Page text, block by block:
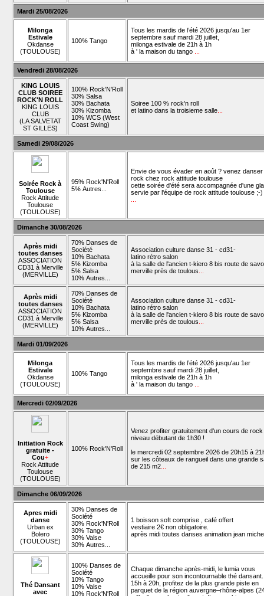
Mardi 25/08/2026
Milonga
Estivale
Okdanse
(TOULOUSE)
100% Tango
Tous les mardis de l’été 2026 jusqu'au 1er
septembre sauf mardi 28 juillet,
milonga estivale de 21h à 1h
à ' la maison du tango
Vendredi 28/08/2026
KING LOUIS
CLUB SOIREE
ROCK'N ROLL
KING LOUIS
CLUB
(LA SALVETAT
ST GILLES)
100% Rock'N'Roll
30% Salsa
30% Bachata
30% Kizomba
10% WCS (West
Coast Swing)
Soiree 100 % rock'n roll
et latino dans la troisieme salle
Samedi 29/08/2026
Soirée Rock à
Toulouse
Rock Attitude
Toulouse
(TOULOUSE)
95% Rock'N'Roll
5% Autres...
Envie de vous évader en août ? venez danser
rock chez rock attitude toulouse
cette soirée d'été sera accompagnée d'une
servie par l'équipe de rock attitude toulouse ;-)
Dimanche 30/08/2026
Après midi
toutes danses
ASSOCIATION
CD31 à Merville
(MERVILLE)
70% Danses de
Société
10% Bachata
5% Kizomba
5% Salsa
10% Autres...
Association culture danse 31 - cd31-
latino rétro salon
à la salle de l'ancien t-kiero 8 bis route de
merville près de toulous
Après midi
toutes danses
ASSOCIATION
CD31 à Merville
(MERVILLE)
70% Danses de
Société
10% Bachata
5% Kizomba
5% Salsa
10% Autres...
Association culture danse 31 - cd31-
latino rétro salon
à la salle de l'ancien t-kiero 8 bis route de
merville près de toulous
Mardi 01/09/2026
Milonga
Estivale
Okdanse
(TOULOUSE)
100% Tango
Tous les mardis de l’été 2026 jusqu'au 1er
septembre sauf mardi 28 juillet,
milonga estivale de 21h à 1h
à ' la maison du tango
Mercredi 02/09/2026
Initiation Rock
gratuite -
Cou+
Rock Attitude
Toulouse
(TOULOUSE)
100% Rock'N'Roll
Venez profiter gratuitement d'un cours de rock
niveau débutant de 1h30 !
le mercredi 02 septembre 2026 de 20h15 à
sur les côteaux de rangueil dans une grande
de 215 m2
Dimanche 06/09/2026
Apres midi
danse
Urban ex
Bolero
(TOULOUSE)
30% Danses de
Société
30% Rock'N'Roll
30% Tango
30% Valse
30% Autres...
1 boisson soft comprise , café offert
vestiaire 2€ non obligatoire.
après midi toutes danses animation jean miche
Thé Dansant
avec
100% Danses de
Société
10% Tango
10% Valse
10% Rock'N'Roll
Chaque dimanche après-midi, le lumia vous
accueille pour son incontournable thé
15h à 20h, profitez de la plus grande piste en
parquet de la région auvergne–rhône-alpes